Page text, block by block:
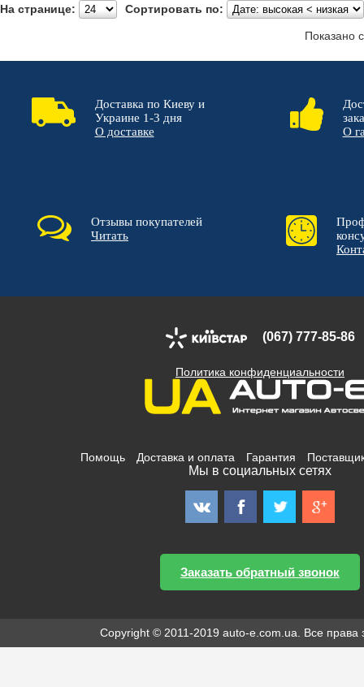
На странице: Сортировать по:
Показано
Доставка по Киеву и
Украине 1-3 дня
О доставке
О
Отзывы покупателей
Читать
(067) 777-85-86
Политика конфиденциальности
Помощь Доставка и оплата Гарантия
Мы в социальных сетях
Заказать обратный звонок
Copyright © 2011-2019 auto-e.com.ua. Все